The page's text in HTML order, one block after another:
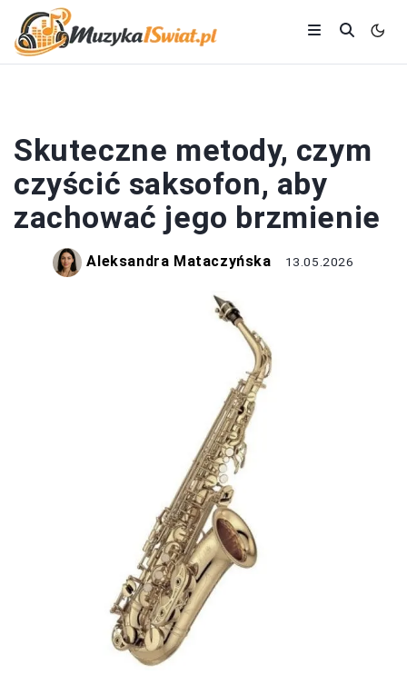
Skuteczne metody, czym
czyścić saksofon, aby
zachować jego brzmienie
Aleksandra Mataczyńska 13.05.2026